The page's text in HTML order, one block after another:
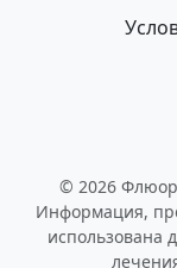
© 2026
Информация,
использована